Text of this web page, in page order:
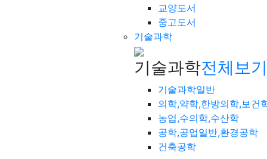
교양도서
중고도서
기술과학
기술과학전체보
기술과학일반
의학,약학,한방의학,보건
농업,수의학,수산학
공학,공업일반,환경공학
건축공학